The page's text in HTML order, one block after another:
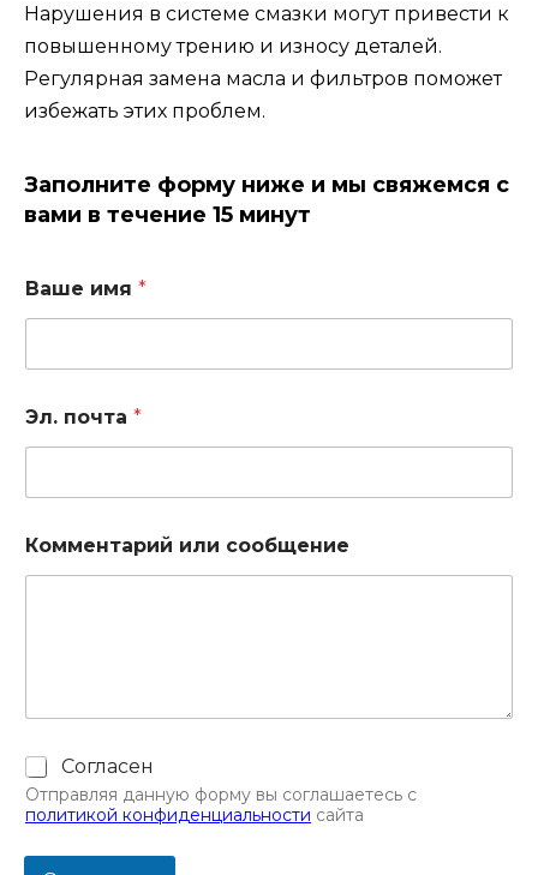
Нарушения в системе смазки могут привести к
повышенному трению и износу деталей.
Регулярная замена масла и фильтров поможет
избежать этих проблем.
Заполните форму ниже и мы свяжемся с
вами в течение 15 минут
Ваше имя *
Эл. почта *
Комментарий или сообщение
Ч
е
к
о
Согласен
Отправляя данную форму вы соглашаетесь с
политикой конфиденциальности сайта